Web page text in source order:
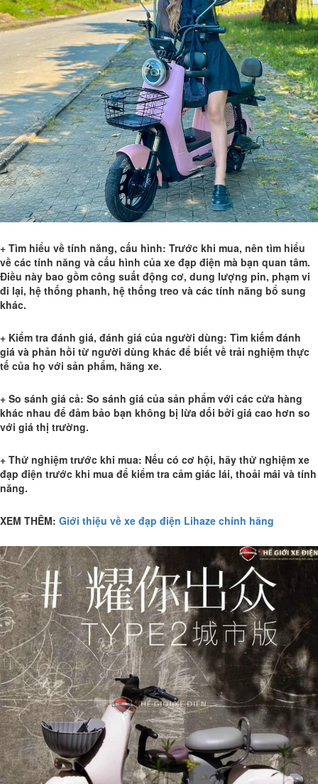
+ Tìm hiểu về tính năng, cấu hình: Trước khi mua, nên tìm hiểu
về các tính năng và cấu hình của xe đạp điện mà bạn quan tâm.
Điều này bao gồm công suất động cơ, dung lượng pin, phạm vi
đi lại, hệ thống phanh, hệ thống treo và các tính năng bổ sung
khác.
+ Kiểm tra đánh giá, đánh giá của người dùng: Tìm kiếm đánh
giá và phản hồi từ người dùng khác để biết về trải nghiệm thực
tế của họ với sản phẩm, hãng xe.
+ So sánh giá cả: So sánh giá của sản phẩm với các cửa hàng
khác nhau để đảm bảo bạn không bị lừa dối bởi giá cao hơn so
với giá thị trường.
+ Thử nghiệm trước khi mua: Nếu có cơ hội, hãy thử nghiệm xe
đạp điện trước khi mua để kiểm tra cảm giác lái, thoải mái và tính
năng.
XEM THÊM: Giới thiệu về xe đạp điện Lihaze chính hãng